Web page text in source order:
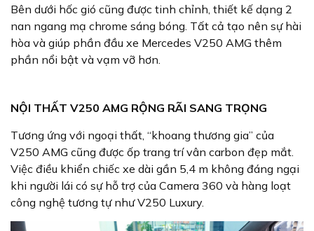
Bên dưới hốc gió cũng được tinh chỉnh, thiết kế dạng 2
nan ngang mạ chrome sáng bóng. Tất cả tạo nên sự hài
hòa và giúp phần đầu xe Mercedes V250 AMG thêm
phần nổi bật và vạm vỡ hơn.
NỘI THẤT V250 AMG RỘNG RÃI SANG TRỌNG
Tương ứng với ngoại thất, “khoang thương gia” của
V250 AMG cũng được ốp trang trí vân carbon đẹp mắt.
Việc điều khiển chiếc xe dài gần 5,4 m không đáng ngại
khi người lái có sự hỗ trợ của Camera 360 và hàng loạt
công nghệ tương tự như V250 Luxury.